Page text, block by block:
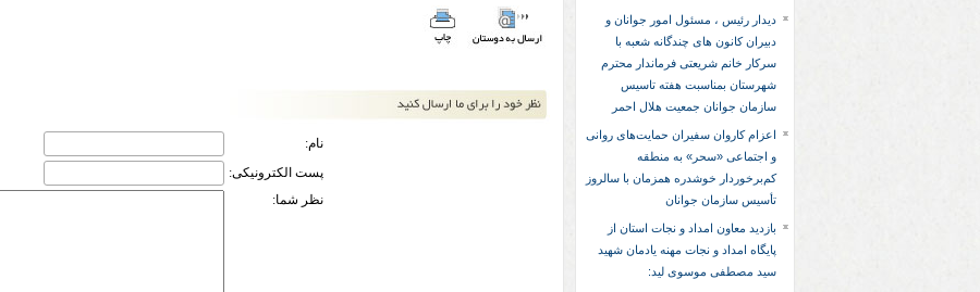
دیدار رئیس ، مسئول امور جوانان و
دبیران کانون های چندگانه شعبه با
سرکار خانم شریعتی فرماندار محترم
شهرستان بمناسبت هفته تاسیس
سازمان جوانان جمعیت هلال احمر
اعزام کاروان سفیران حمایت‌های روانی
و اجتماعی «سحر» به منطقه
کم‌برخوردار خوشدره همزمان با سالروز
تأسیس سازمان جوانان
بازدید معاون امداد و نجات استان از
پایگاه امداد و نجات مهنه یادمان شهید
سید مصطفی موسوی لید:
نام:
پست الکترونیکی:
نظر شما: